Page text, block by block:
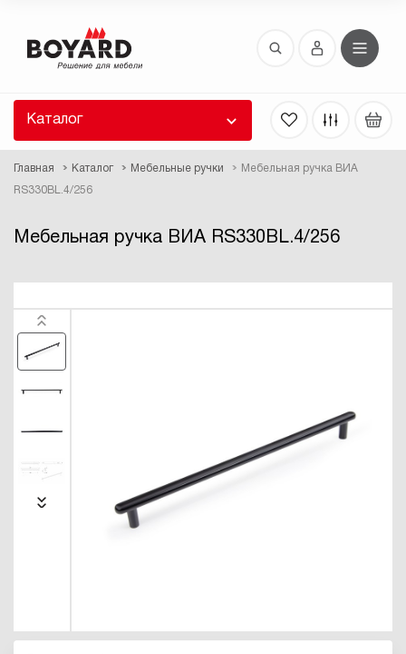
Каталог
Главная Каталог Мебельные ручки Мебельная ручка ВИА
RS330BL.4/256
Мебельная ручка ВИА RS330BL.4/256
Восстановление пароля
высланы вам по E-Mail.
ссылку для восстановления